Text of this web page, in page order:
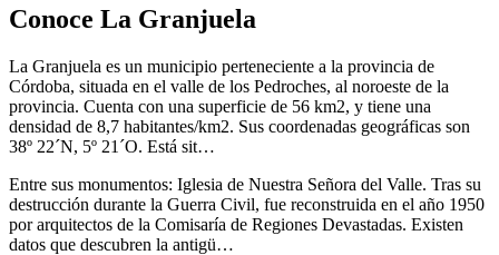
Conoce La Granjuela
La Granjuela es un municipio perteneciente a la provincia de
Córdoba, situada en el valle de los Pedroches, al noroeste de la
provincia. Cuenta con una superficie de 56 km2, y tiene una
densidad de 8,7 habitantes/km2. Sus coordenadas geográficas son
38º 22´N, 5º 21´O. Está sit…
Entre sus monumentos: Iglesia de Nuestra Señora del Valle. Tras su
destrucción durante la Guerra Civil, fue reconstruida en el año 1950
por arquitectos de la Comisaría de Regiones Devastadas. Existen
datos que descubren la antigü…